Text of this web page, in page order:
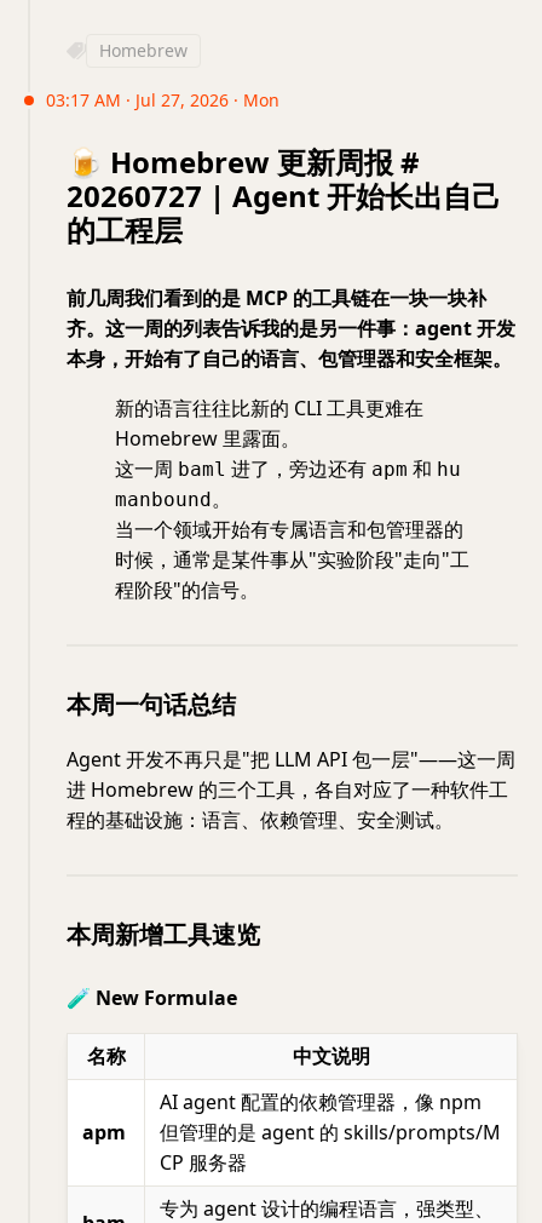
Homebrew
03:17 AM · Jul 27, 2026 · Mon
🍺 Homebrew 更新周报 #
20260727 | Agent 开始长出自己
的工程层
前几周我们看到的是 MCP 的工具链在一块一块补
齐。这一周的列表告诉我的是另一件事：agent 开发
本身，开始有了自己的语言、包管理器和安全框架。
新的语言往往比新的 CLI 工具更难在
Homebrew 里露面。
这一周 baml 进了，旁边还有 apm 和 hu
manbound 。
当一个领域开始有专属语言和包管理器的
时候，通常是某件事从"实验阶段"走向"工
程阶段"的信号。
本周一句话总结
Agent 开发不再只是"把 LLM API 包一层"——这一周
进 Homebrew 的三个工具，各自对应了一种软件工
程的基础设施：语言、依赖管理、安全测试。
本周新增工具速览
🧪 New Formulae
名称 中文说明
apm
AI agent 配置的依赖管理器，像 npm
但管理的是 agent 的 skills/prompts/M
CP 服务器
专为 agent 设计的编程语言，强类型、